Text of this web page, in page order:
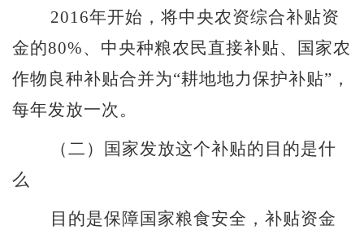
2016年开始，将中央农资综合补贴资
金的80%、中央种粮农民直接补贴、国家农
作物良种补贴合并为“耕地地力保护补贴” ，
每年发放一次。
（二）国家发放这个补贴的目的是什
么
目的是保障国家粮食安全，补贴资金